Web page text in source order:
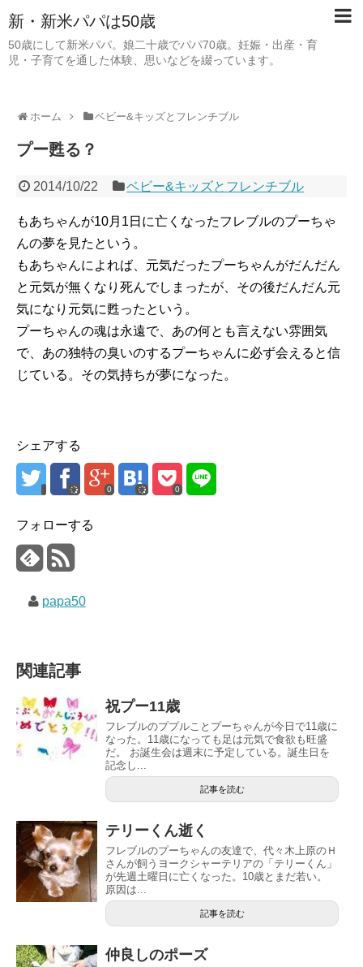
新・新米パパは50歳
50歳にして新米パパ。娘二十歳でパパ70歳。妊娠・出産・育
児・子育てを通した体験、思いなどを綴っています。
ホーム ベビー&キッズとフレンチブル
プー甦る？
2014/10/22 ベビー&キッズとフレンチブル
もあちゃんが10月1日に亡くなったフレブルのプーちゃ
んの夢を見たという。
もあちゃんによれば、元気だったプーちゃんがだんだん
と元気が無くなり死んでしまったが、その後だんだん元
気になり元気に甦ったという。
プーちゃんの魂は永遠で、あの何とも言えない雰囲気
で、あの独特の臭いのするプーちゃんに必ず会えると信
じている。その気持ちが夢になった。
シェアする
0 0
フォローする
papa50
関連記事
祝プー11歳
フレブルのププルことプーちゃんが今日で11歳に
なった。11歳になっても足は元気で食欲も旺盛
だ。 お誕生会は週末に予定している。誕生日を
記念し...
記事を読む
テリーくん逝く
フレブルのプーちゃんの友達で、代々木上原のＨ
さんが飼うヨークシャーテリアの「テリーくん」
が先週土曜日に亡くなった。10歳とまだ若い。
原因は...
記事を読む
仲良しのポーズ